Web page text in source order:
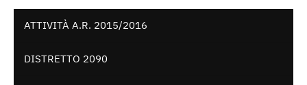
ATTIVITÀ A.R. 2015/2016
DISTRETTO 2090